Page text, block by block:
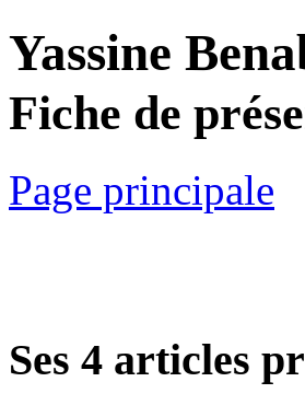
Yassine
Fiche de
Page principale
Ses 4 articles